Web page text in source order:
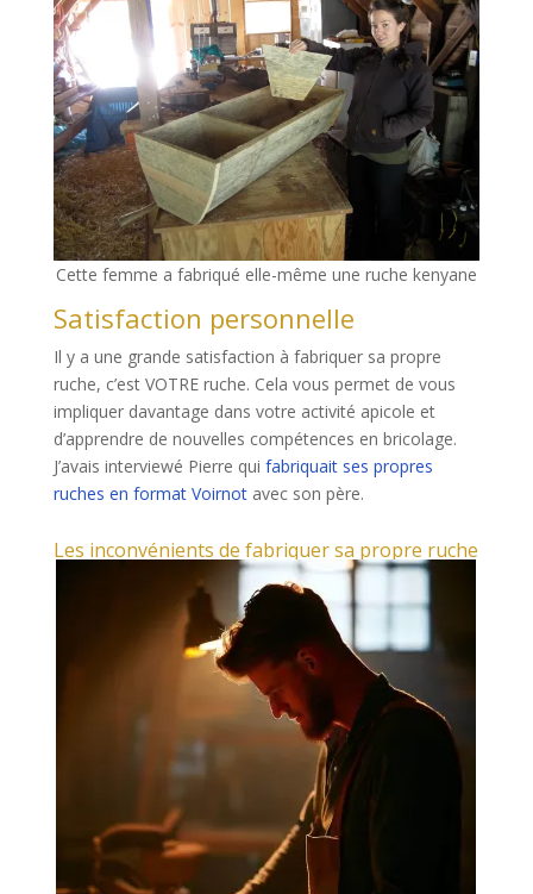
Cette femme a fabriqué elle-même une ruche kenyane
Satisfaction personnelle
Il y a une grande satisfaction à fabriquer sa propre
ruche, c’est VOTRE ruche. Cela vous permet de vous
impliquer davantage dans votre activité apicole et
d’apprendre de nouvelles compétences en bricolage.
J’avais interviewé Pierre qui fabriquait ses propres
ruches en format Voirnotavec son père.
Les inconvénients de fabriquer sa propre ruche